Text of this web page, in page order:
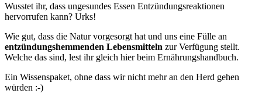
Wusstet ihr, dass ungesundes Essen Entzündungsreaktionen
hervorrufen kann? Urks!
Wie gut, dass die Natur vorgesorgt hat und uns eine Fülle an
entzündungshemmenden Lebensmitteln zur Verfügung stellt.
Welche das sind, lest ihr gleich hier beim Ernährungshandbuch.
Ein Wissenspaket, ohne dass wir nicht mehr an den Herd gehen
würden :-)